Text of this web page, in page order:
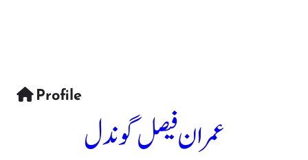
Profile
عمران فیصل گوندل